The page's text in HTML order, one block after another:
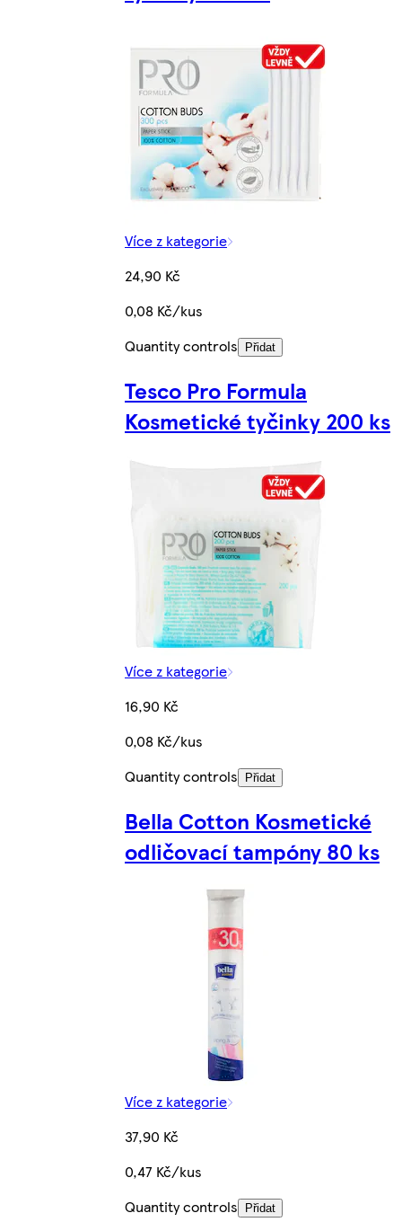
Více z kategorie
24,90 Kč
0,08 Kč/kus
Quantity controls
Přidat
Tesco Pro Formula
Kosmetické tyčinky 200 ks
Více z kategorie
16,90 Kč
0,08 Kč/kus
Quantity controls
Přidat
Bella Cotton Kosmetické
odličovací tampóny 80 ks
Více z kategorie
37,90 Kč
0,47 Kč/kus
Quantity controls
Přidat